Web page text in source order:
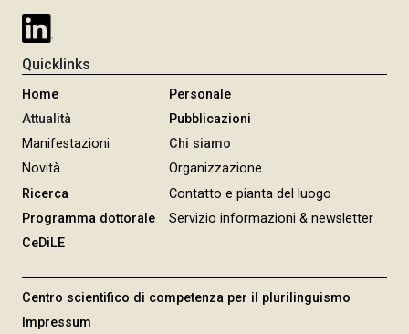
Quicklinks
Home
Attualità
Manifestazioni
Novità
Ricerca
Programma dottorale
CeDiLE
Personale
Pubblicazioni
Chi siamo
Organizzazione
Contatto e pianta del luogo
Servizio informazioni & newsletter
Centro scientifico di competenza per il plurilinguismo
Impressum